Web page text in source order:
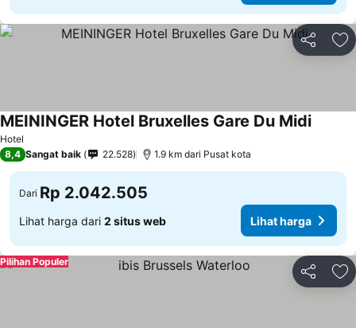
Bagikan
Hotel
MEININGER Hotel Bruxelles Gare Du Midi
8,4 Sangat baik 22.528 1.9 km dari Pusat kota
Dari Rp 2.042.505
Lihat harga dari 2 situs web Lihat harga
Bagikan
Pilihan Populer